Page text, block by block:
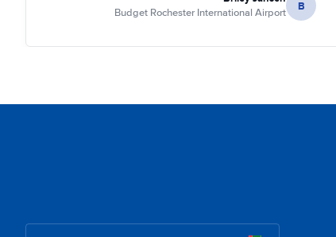
B
Budget Rochester International Airport